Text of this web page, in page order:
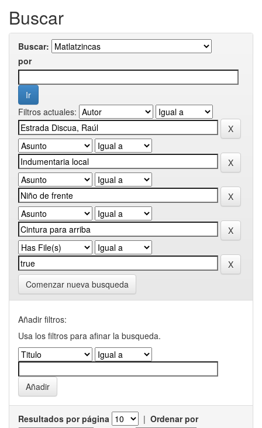
Buscar
Buscar:
por
Filtros actuales:
Comenzar nueva busqueda
Añadir filtros:
Usa los filtros para afinar la busqueda.
Resultados por página | Ordenar por